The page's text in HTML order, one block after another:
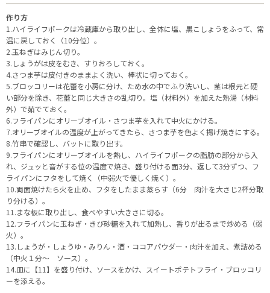
作り方
1.ハイライフポークは冷蔵庫から取り出し、全体に塩、黒こしょうをふって、常
温に戻しておく（10分位）。
2.玉ねぎはみじん切り。
3.しょうがは皮をむき、すりおろしておく。
4.さつま芋は皮付きのままよく洗い、棒状に切っておく。
5.ブロッコリーは花蕾を小房に分け、ため水の中でふり洗いし、茎は根元と硬
い部分を除き、花蕾と同じ大きさの乱切り。塩（材料外）を加えた熱湯（材料
外）で茹でておく。
6.フライパンにオリーブオイル・さつま芋を入れて中火にかける。
7.オリーブオイルの温度が上がってきたら、さつま芋を色よく揚げ焼きにする。
8.竹串で確認し、バットに取り出す。
9.フライパンにオリーブオイルを熱し、ハイライフポークの脂肪の部分から入
れ、ジュッと音がする位の温度で焼き、盛り付ける面3分、返して3分ずつ、フ
ライパンにフタをして焼く（中弱火で優しく焼く）。
10.両面焼けたら火を止め、フタをしたまま蒸らす（6分 肉汁を大さじ2杯分取
り分ける）。
11.まな板に取り出し、食べやすい大きさに切る。
12.フライパンに玉ねぎ・きび砂糖を入れて加熱し、香りが出るまで炒める（弱
火）。
13.しょうが・しょうゆ・みりん・酒・ココアパウダー・肉汁を加え、煮詰める
（中火１分～ ソース）。
14.皿に【11】を盛り付け、ソースをかけ、スイートポテトフライ・ブロッコリ
ーを添える。